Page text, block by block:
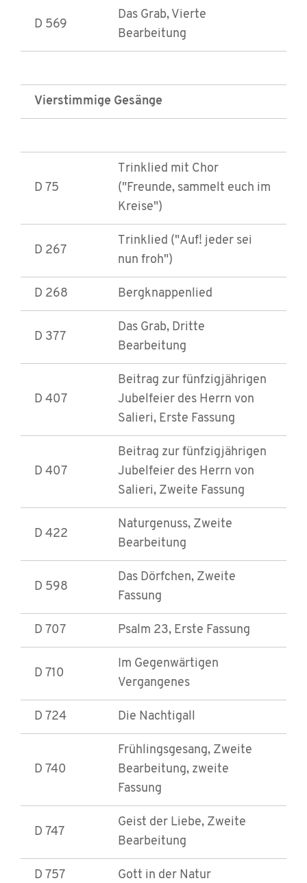
D 569
Das Grab, Vierte
Bearbeitung
Vierstimmige Gesänge
D 75
Trinklied mit Chor
("Freunde, sammelt euch im
Kreise")
D 267
Trinklied ("Auf! jeder sei
nun froh")
D 268 Bergknappenlied
D 377
Das Grab, Dritte
Bearbeitung
D 407
Beitrag zur fünfzigjährigen
Jubelfeier des Herrn von
Salieri, Erste Fassung
D 407
Beitrag zur fünfzigjährigen
Jubelfeier des Herrn von
Salieri, Zweite Fassung
D 422
Naturgenuss, Zweite
Bearbeitung
D 598
Das Dörfchen, Zweite
Fassung
D 707 Psalm 23, Erste Fassung
D 710
Im Gegenwärtigen
Vergangenes
D 724 Die Nachtigall
D 740
Frühlingsgesang, Zweite
Bearbeitung, zweite
Fassung
D 747
Geist der Liebe, Zweite
Bearbeitung
D 757 Gott in der Natur